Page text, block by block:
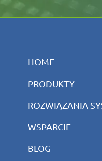
HOME
PRODUKTY
ROZWIĄZANIA
WSPARCIE
BLOG